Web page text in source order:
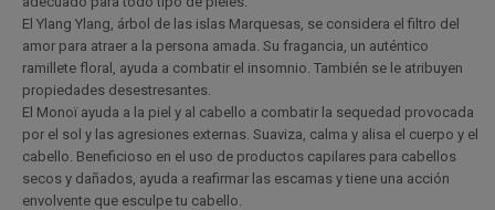
El Ylang Ylang, árbol de las islas Marquesas, se considera el filtro del
amor para atraer a la persona amada. Su fragancia, un auténtico
ramillete floral, ayuda a combatir el insomnio. También se le atribuyen
propiedades desestresantes.
El Monoï ayuda a la piel y al cabello a combatir la sequedad provocada
por el sol y las agresiones externas. Suaviza, calma y alisa el cuerpo y el
cabello. Beneficioso en el uso de productos capilares para cabellos
secos y dañados, ayuda a reafirmar las escamas y tiene una acción
envolvente que esculpe tu cabello.